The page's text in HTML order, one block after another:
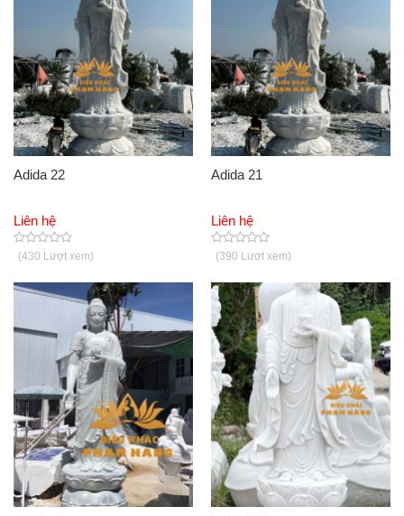
Adida 22
Liên hệ
(430 Lượt xem)
Adida 21
Liên hệ
(390 Lượt xem)